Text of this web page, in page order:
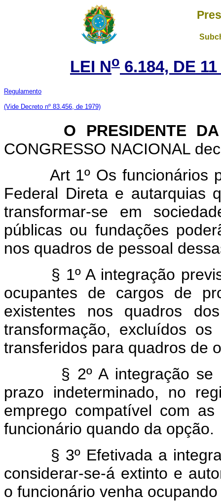
LEI No 6.184, DE
Regulamento
(Vide Decreto nº 83.456, de 1979)
O PRESIDENTE DA
CONGRESSO NACIONAL
Art 1º Os funcionários
Federal Direta e autarquias
transformar-se em
públicas ou fundações
nos quadros de pessoal
§ 1º A integração
ocupantes de cargos de
existentes nos quadros
transformação, excluídos
transferidos para quadros de
§ 2º A integração se
prazo indeterminado, no
emprego compatível com
funcionário quando da opção.
§ 3º Efetivada a
considerar-se-á extinto e
o funcionário venha